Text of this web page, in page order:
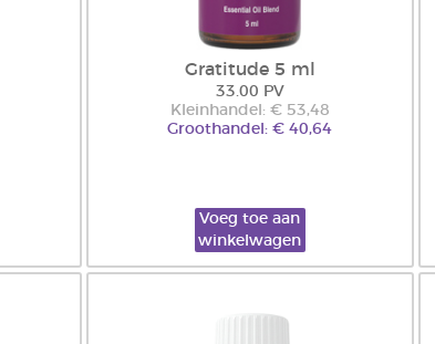
Gratitude 5 ml
33.00 PV
Kleinhandel: € 53,48
Groothandel: € 40,64
Voeg toe aan
winkelwagen